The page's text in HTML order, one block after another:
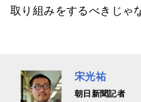
取り組みをするべきじゃ
宋光祐
朝日新聞記者